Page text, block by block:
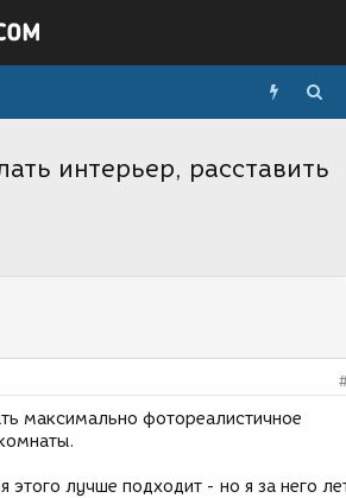
интерьер, расставить
максимально фотореалистичное
этого лучше подходит - но я за него